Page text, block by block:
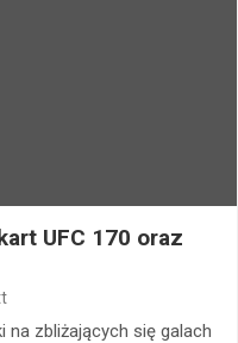
UFC 170 oraz
na zbliżających się galach